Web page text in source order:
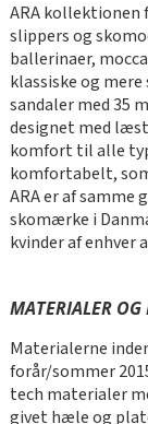
ARA kollektionen
slippers og
ballerinaer,
klassiske og
sandaler med 35
designet med
komfort til alle
komfortabelt,
ARA er af
skomærke i
kvinder af enhver
MATERIALER
Materialerne
forår/sommer
tech materialer
givet hæle og